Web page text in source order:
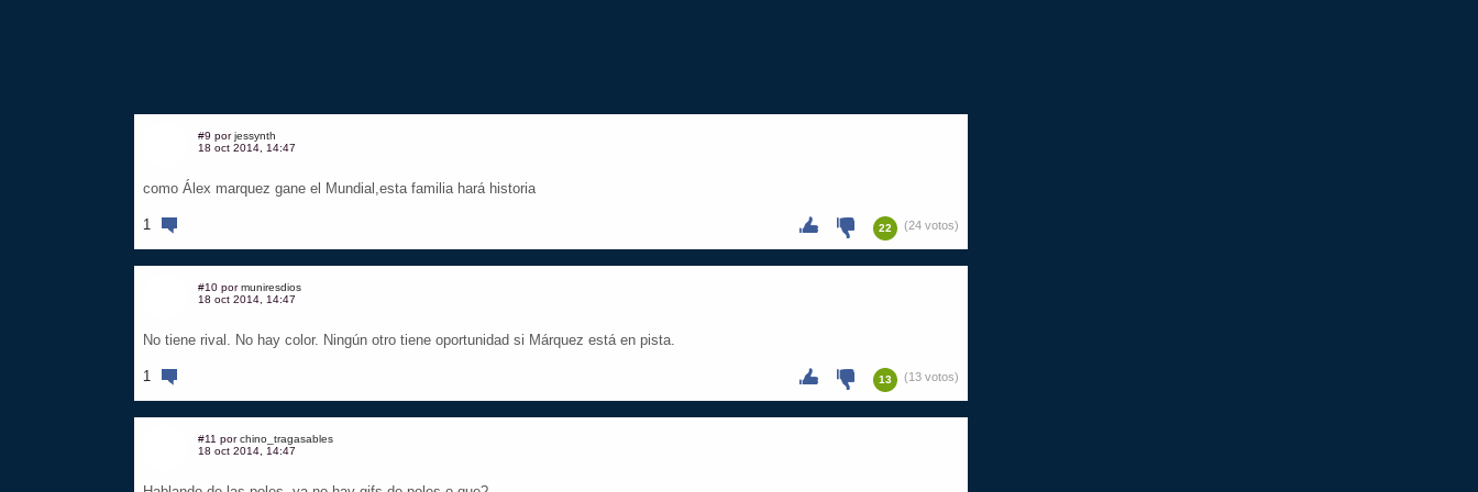
#9 porjessynth
18 oct 2014, 14:47
como Álex marquez gane el Mundial,esta familia hará historia
1 22 (24 votos)
#10 pormuniresdios
18 oct 2014, 14:47
No tiene rival. No hay color. Ningún otro tiene oportunidad si Márquez está en pista.
1 13 (13 votos)
#11 porchino_tragasables
18 oct 2014, 14:47